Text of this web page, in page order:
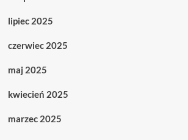
lipiec 2025
czerwiec 2025
maj 2025
kwiecień 2025
marzec 2025